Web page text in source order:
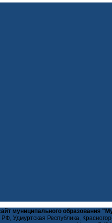
муниципального образования
Удмуртская Республика,